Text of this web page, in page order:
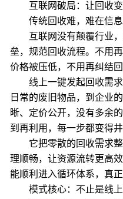
互联网破局：让回收变
传统回收难，难在信息
互联网没有颠覆行业，
垒，规范回收流程。不用
价格被压低，不用再纠结回
线上一键发起回收需求
日常的废旧物品，到企业
晰、定价公开，没有多余
到再利用，每一步都变得井
它把零散的回收需求整
理顺畅，让资源流转更高
能顺利进入循环体系，真正
模式核心：不止是线上